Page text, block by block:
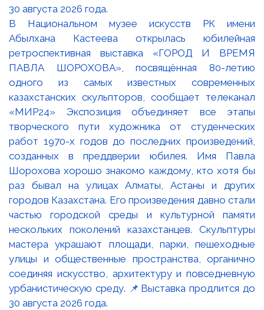
В Национальном музее искусств РК имени
Абылхана Кастеева открылась юбилейная
ретроспективная выставка «ГОРОД И ВРЕМЯ
ПАВЛА ШОРОХОВА», посвящённая 80-летию
одного из самых известных современных
казахстанских скульпторов, сообщает телеканал
«МИР24» Экспозиция объединяет все этапы
творческого пути художника от студенческих
работ 1970-х годов до последних произведений,
созданных в преддверии юбилея. Имя Павла
Шорохова хорошо знакомо каждому, кто хотя бы
раз бывал на улицах Алматы, Астаны и других
городов Казахстана. Его произведения давно стали
частью городской среды и культурной памяти
нескольких поколений казахстанцев. Скульптуры
мастера украшают площади, парки, пешеходные
улицы и общественные пространства, органично
соединяя искусство, архитектуру и повседневную
урбанистическую среду. 📌Выставка продлится до
30 августа 2026 года.